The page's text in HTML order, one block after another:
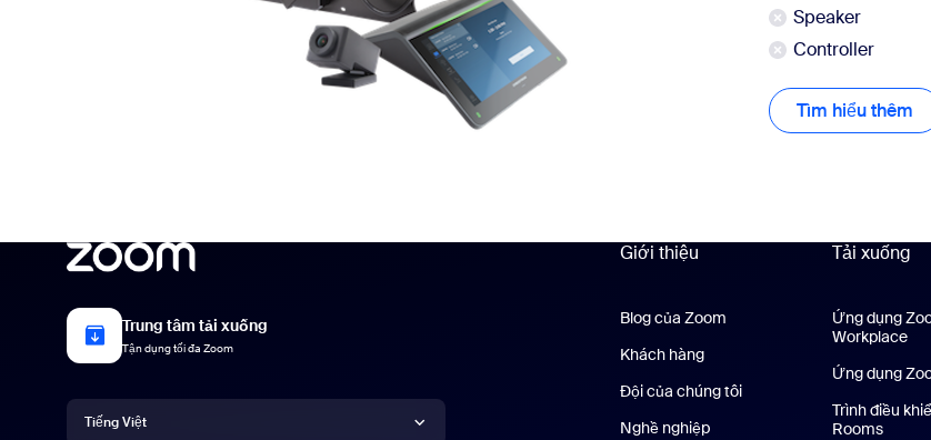
Speaker
Controller
Tìm hiểu thêm
Trung tâm tải xuống
Tận dụng tối đa Zoom
Ngôn ngữ
Tiếng Việt
Giới thiệu
Blog của Zoom Blog của Zoom
Khách hàng
Đội của chúng tôi
Nghề nghiệp
Tải xuống
Ứng dụng
Workplace
Ứng dụng
Trình điều
Rooms